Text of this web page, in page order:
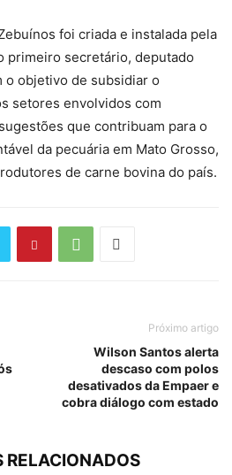
foi criada e instalada pela
primeiro secretário, deputado
o objetivo de subsidiar o
setores envolvidos com
que contribuam para o
da pecuária em Mato Grosso,
de carne bovina do país.
Próximo artigo
Wilson Santos alerta
descaso com polos
desativados da Empaer e
cobra diálogo com estado
RELACIONADOS